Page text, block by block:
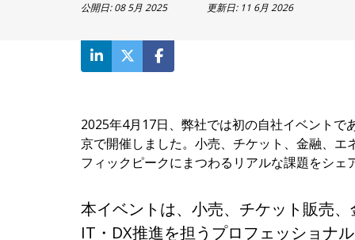
公開日:08 5月 2025 更新日: 11 6月 2026
2025年4月17日、弊社では初の自社イベント
京で開催しました。小売、チケット、金融、
フィックピークにまつわるリアルな課題をシェ
本イベントは、小売、チケット販売
IT・DX推進を担うプロフェッショナ